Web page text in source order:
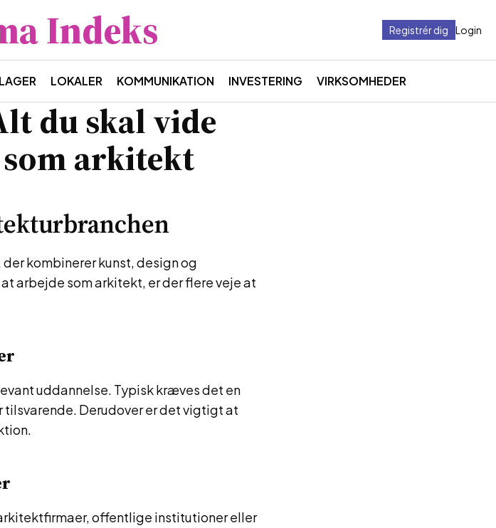
Indeks Login
Registrér dig
LAGER LOKALER KOMMUNIKATION INVESTERING VIRKSOMHEDER
du skal vide
arkitekt
kombinerer kunst, design og
arbejde som arkitekt, er der flere veje at
uddannelse. Typisk kræves det en
Derudover er det vigtigt at
offentlige institutioner eller